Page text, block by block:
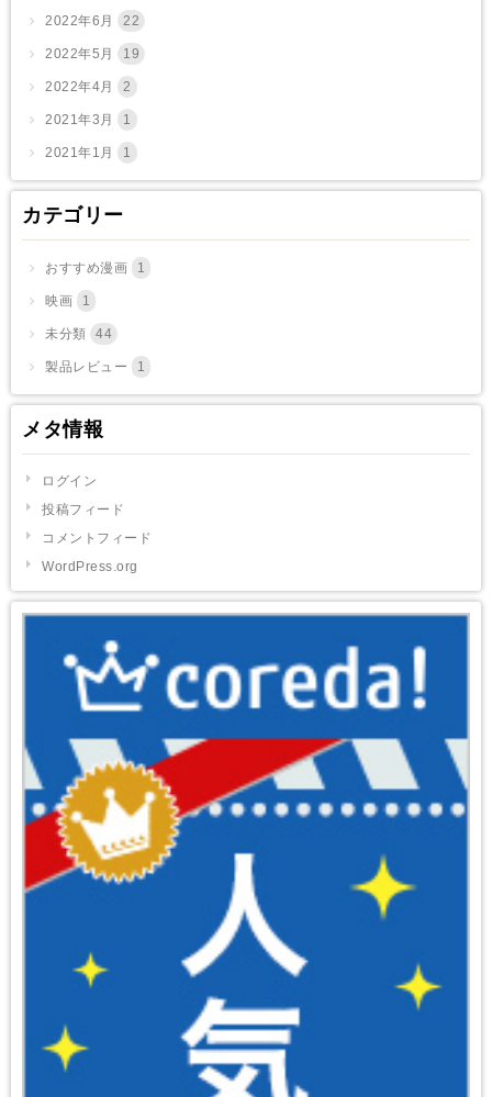
2022年6月 22
2022年5月 19
2022年4月 2
2021年3月 1
2021年1月 1
カテゴリー
おすすめ漫画 1
映画 1
未分類 44
製品レビュー 1
メタ情報
ログイン
投稿フィード
コメントフィード
WordPress.org